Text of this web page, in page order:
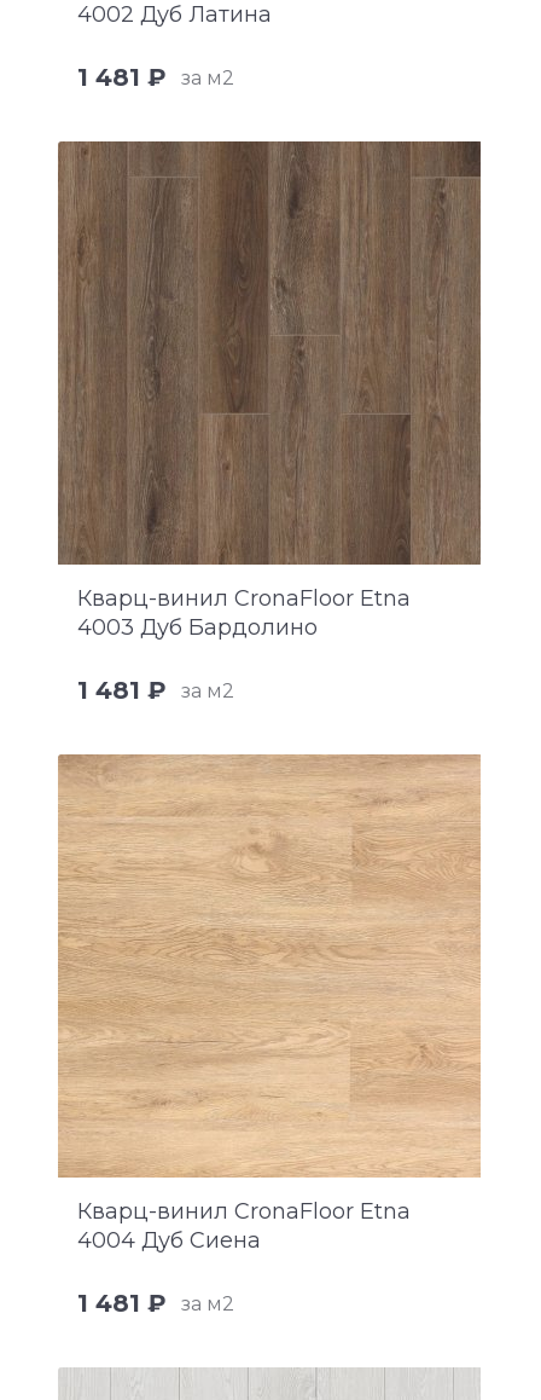
4002 Дуб Латина
1 481 ₽ за м2
Кварц-винил CronaFloor Etna
4003 Дуб Бардолино
1 481 ₽ за м2
Кварц-винил CronaFloor Etna
4004 Дуб Сиена
1 481 ₽ за м2